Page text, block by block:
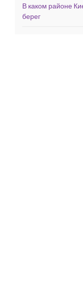
В каком районе
берег